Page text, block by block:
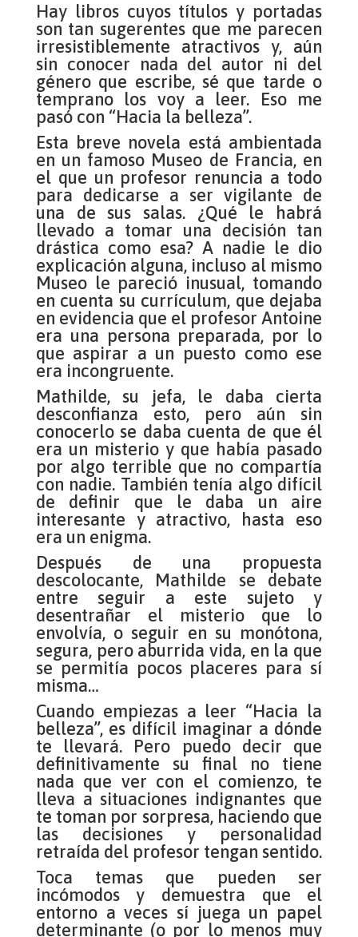
Hay libros cuyos títulos y portadas
son tan sugerentes que me parecen
irresistiblemente atractivos y, aún
sin conocer nada del autor ni del
género que escribe, sé que tarde o
temprano los voy a leer. Eso me
pasó con “Hacia la belleza”.
Esta breve novela está ambientada
en un famoso Museo de Francia, en
el que un profesor renuncia a todo
para dedicarse a ser vigilante de
una de sus salas. ¿Qué le habrá
llevado a tomar una decisión tan
drástica como esa? A nadie le dio
explicación alguna, incluso al mismo
Museo le pareció inusual, tomando
en cuenta su currículum, que dejaba
en evidencia que el profesor Antoine
era una persona preparada, por lo
que aspirar a un puesto como ese
era incongruente.
Mathilde, su jefa, le daba cierta
desconfianza esto, pero aún sin
conocerlo se daba cuenta de que él
era un misterio y que había pasado
por algo terrible que no compartía
con nadie. También tenía algo difícil
de definir que le daba un aire
interesante y atractivo, hasta eso
era un enigma.
Después de una propuesta
descolocante, Mathilde se debate
entre seguir a este sujeto y
desentrañar el misterio que lo
envolvía, o seguir en su monótona,
segura, pero aburrida vida, en la que
se permitía pocos placeres para sí
misma…
Cuando empiezas a leer “Hacia la
belleza”, es difícil imaginar a dónde
te llevará. Pero puedo decir que
definitivamente su final no tiene
nada que ver con el comienzo, te
lleva a situaciones indignantes que
te toman por sorpresa, haciendo que
las decisiones y personalidad
retraída del profesor tengan sentido.
Toca temas que pueden ser
incómodos y demuestra que el
entorno a veces sí juega un papel
determinante (o por lo menos muy